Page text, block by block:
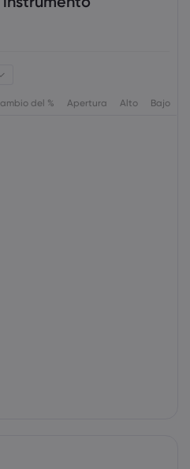
del % Apertura Alto Bajo